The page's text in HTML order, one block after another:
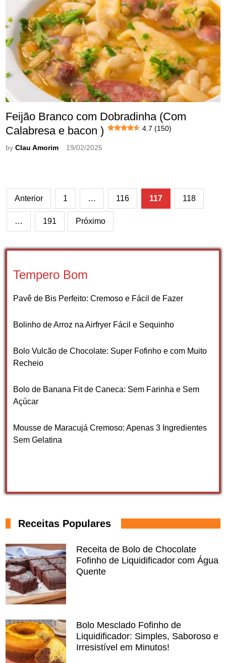
Feijão Branco com Dobradinha (Com
Calabresa e bacon )
4.7 (150)
byClau Amorim 19/02/2025
Paginação
de
posts
Anterior 1 … 116 117 118
… 191 Próximo
Tempero Bom
Pavê de Bis Perfeito: Cremoso e Fácil de Fazer
Bolinho de Arroz na Airfryer Fácil e Sequinho
Bolo Vulcão de Chocolate: Super Fofinho e com Muito
Recheio
Bolo de Banana Fit de Caneca: Sem Farinha e Sem
Açúcar
Mousse de Maracujá Cremoso: Apenas 3 Ingredientes
Sem Gelatina
Receitas Populares
Receita de Bolo de Chocolate
Fofinho de Liquidificador com Água
Quente
Bolo Mesclado Fofinho de
Liquidificador: Simples, Saboroso e
Irresistível em Minutos!